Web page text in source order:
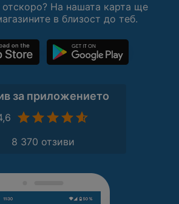
отскоро? На нашата карта ще
в близост до теб.
за приложението
8 370 отзиви